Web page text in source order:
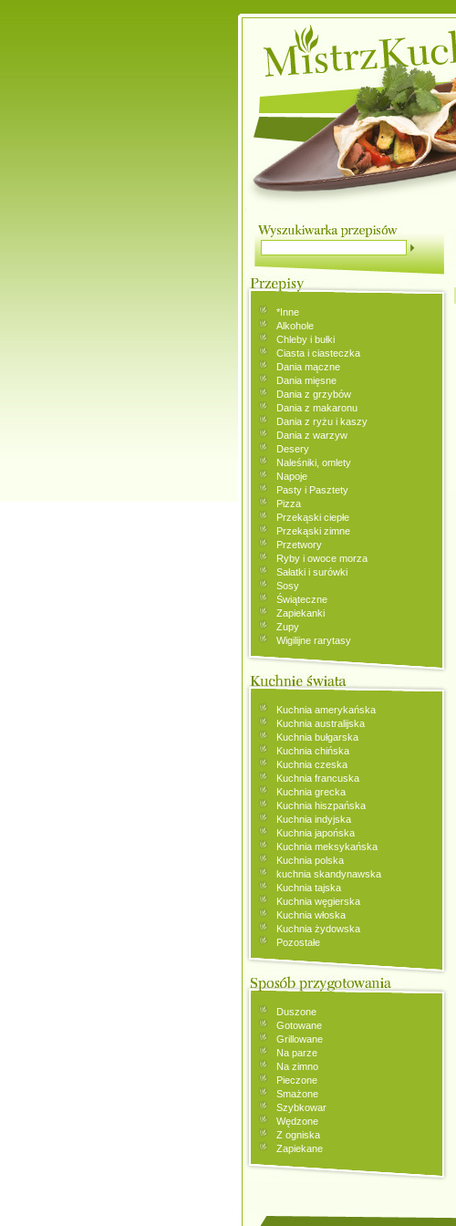
*Inne
Alkohole
Chleby i bułki
Ciasta i ciasteczka
Dania mączne
Dania mięsne
Dania z grzybów
Dania z makaronu
Dania z ryżu i kaszy
Dania z warzyw
Desery
Naleśniki, omlety
Napoje
Pasty i Pasztety
Pizza
Przekąski ciepłe
Przekąski zimne
Przetwory
Ryby i owoce morza
Sałatki i surówki
Sosy
Świąteczne
Zapiekanki
Zupy
Wigilijne rarytasy
Kuchnia amerykańska
Kuchnia australijska
Kuchnia bułgarska
Kuchnia chińska
Kuchnia czeska
Kuchnia francuska
Kuchnia grecka
Kuchnia hiszpańska
Kuchnia indyjska
Kuchnia japońska
Kuchnia meksykańska
Kuchnia polska
kuchnia skandynawska
Kuchnia tajska
Kuchnia węgierska
Kuchnia włoska
Kuchnia żydowska
Pozostałe
Duszone
Gotowane
Grillowane
Na parze
Na zimno
Pieczone
Smażone
Szybkowar
Wędzone
Z ogniska
Zapiekane